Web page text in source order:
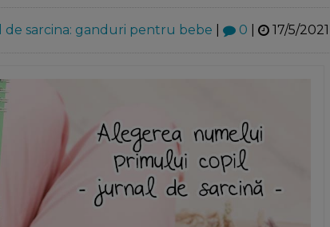
de sarcina: ganduri pentru bebe 0 17/5/2021